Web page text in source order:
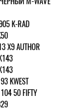
K-RAD
AUTHOR
KWEST
50 FIFTY